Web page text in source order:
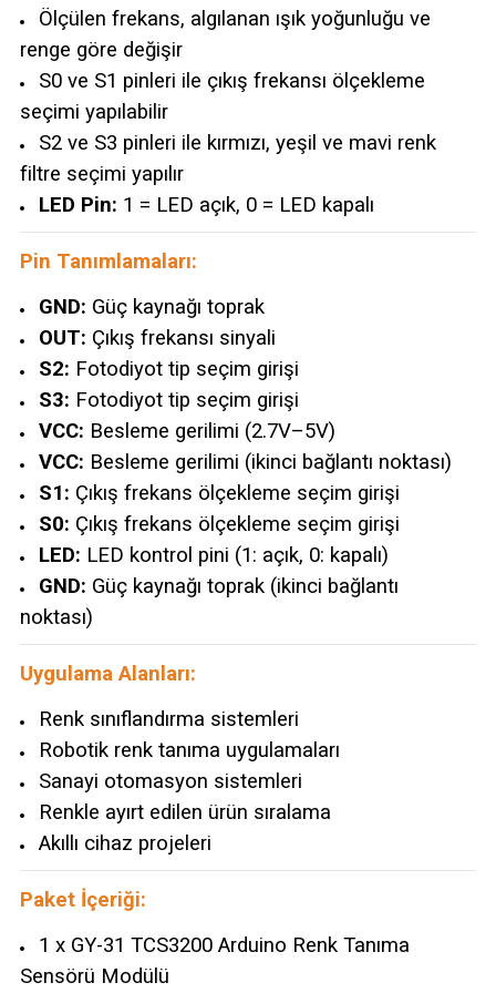
Ölçülen frekans, algılanan ışık yoğunluğu ve
renge göre değişir
S0 ve S1 pinleri ile çıkış frekansı ölçekleme
seçimi yapılabilir
S2 ve S3 pinleri ile kırmızı, yeşil ve mavi renk
filtre seçimi yapılır
LED Pin: 1 = LED açık, 0 = LED kapalı
Pin Tanımlamaları:
GND: Güç kaynağı toprak
OUT: Çıkış frekansı sinyali
S2: Fotodiyot tip seçim girişi
S3: Fotodiyot tip seçim girişi
VCC: Besleme gerilimi (2.7V–5V)
VCC: Besleme gerilimi (ikinci bağlantı noktası)
S1: Çıkış frekans ölçekleme seçim girişi
S0: Çıkış frekans ölçekleme seçim girişi
LED: LED kontrol pini (1: açık, 0: kapalı)
GND: Güç kaynağı toprak (ikinci bağlantı
noktası)
Uygulama Alanları:
Renk sınıflandırma sistemleri
Robotik renk tanıma uygulamaları
Sanayi otomasyon sistemleri
Renkle ayırt edilen ürün sıralama
Akıllı cihaz projeleri
Paket İçeriği:
1 x GY-31 TCS3200 Arduino Renk Tanıma
Sensörü Modülü